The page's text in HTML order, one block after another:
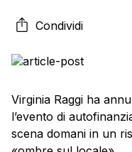
«ombre sul locale».
consueto
serve”, al ristorante
Condividi
Virginia Raggi ha
l’evento di
scena domani in un